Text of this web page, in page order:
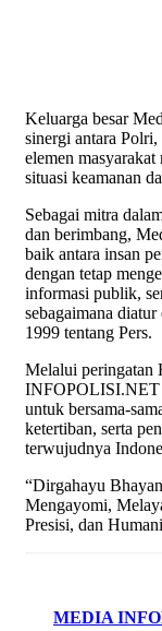
Keluarga besar
sinergi antara Polri,
elemen
situasi keamanan
Sebagai mitra
dan berimbang,
baik antara insan
dengan tetap
informasi publik,
sebagaimana
1999 tentang Pers.
Melalui peringatan
INFOPOLISI.NET
untuk bersama-
ketertiban, serta
terwujudnya
“Dirgahayu
Mengayomi,
Presisi, dan
MEDIA